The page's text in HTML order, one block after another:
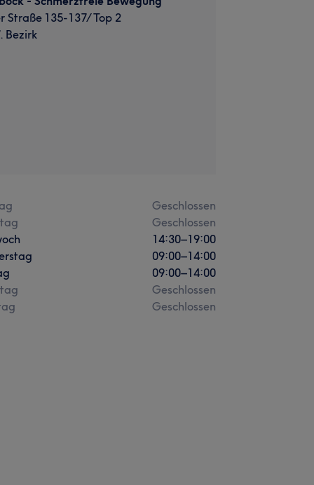
Straße 135-137/ Top 2
Bezirk
Geschlossen
Geschlossen
14:30–19:00
09:00–14:00
09:00–14:00
Geschlossen
Geschlossen